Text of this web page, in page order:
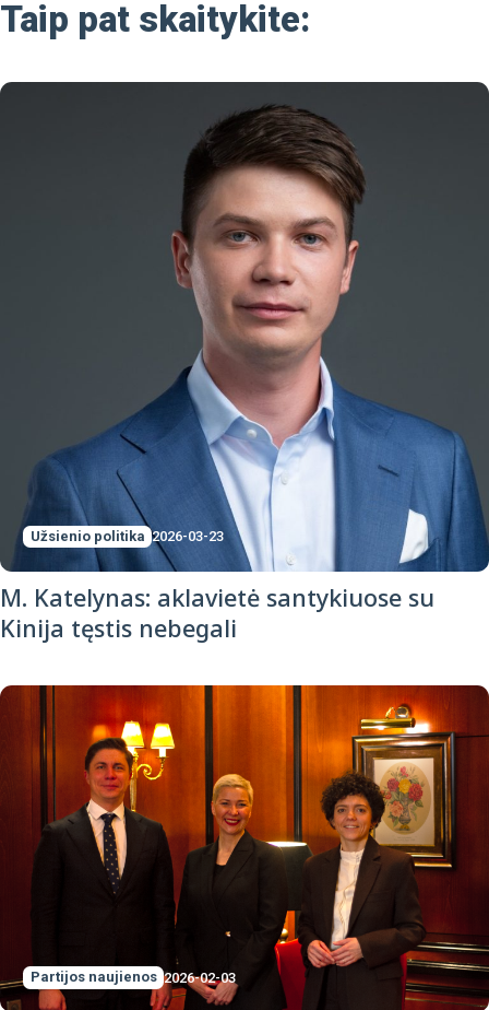
Taip pat skaitykite:
Užsienio politika 2026-03-23
M. Katelynas: aklavietė santykiuose su
Kinija tęstis nebegali
Partijos naujienos 2026-02-03